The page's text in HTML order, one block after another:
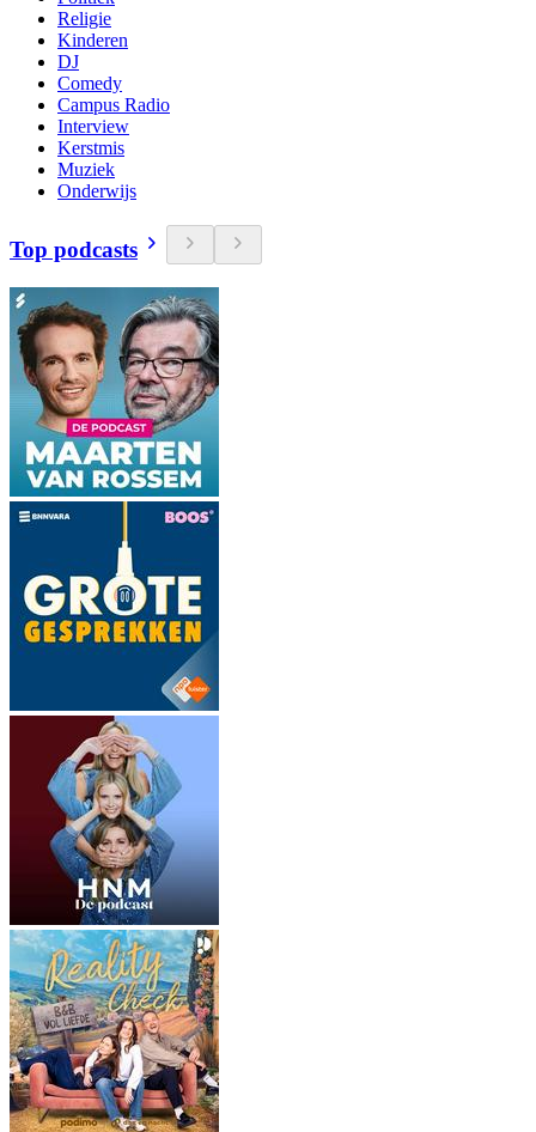
Religie
Kinderen
DJ
Comedy
Campus Radio
Interview
Kerstmis
Muziek
Onderwijs
Top podcasts